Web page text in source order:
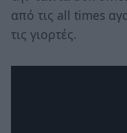
από τις all times
τις γιορτές.